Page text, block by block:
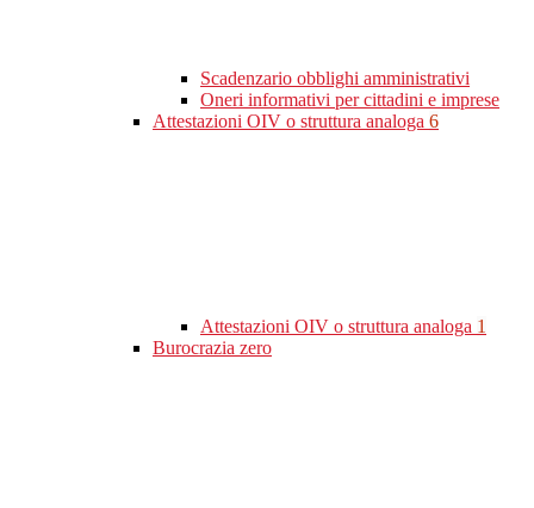
Scadenzario obblighi amministrativi
Oneri informativi per cittadini e imprese
Attestazioni OIV o struttura analoga 6
Attestazioni OIV o struttura analoga 1
Burocrazia zero